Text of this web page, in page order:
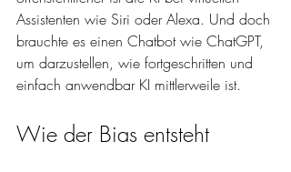
Assistenten wie Siri oder Alexa. Und doch
brauchte es einen Chatbot wie ChatGPT,
um darzustellen, wie fortgeschritten und
einfach anwendbar KI mittlerweile ist.
Wie der Bias entsteht